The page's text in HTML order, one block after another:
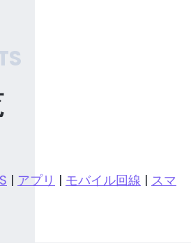
| アプリ | モバイル回線 | スマ